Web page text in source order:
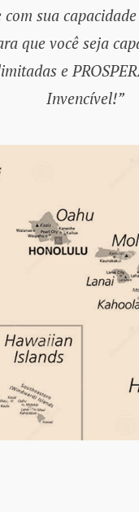
com sua
que você seja
e
Invencível!”